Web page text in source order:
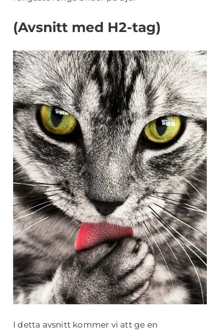
(Avsnitt med H2-tag)
I detta avsnitt kommer vi att ge en